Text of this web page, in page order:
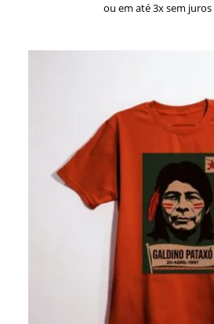
ou em até 3x sem